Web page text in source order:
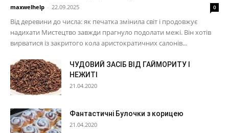
maxwelhelp - 22.09.2025 0
Від деревини до числа: як печатка змінила світ і продовжує
надихати Мистецтво завжди прагнуло подолати межі. Він хотів
вирватися із закритого кола аристократичних салонів...
ЧУДОВИЙ ЗАСІБ ВІД ГАЙМОРИТУ І
НЕЖИТІ
21.04.2020
Фантастичні Булочки з корицею
21.04.2020